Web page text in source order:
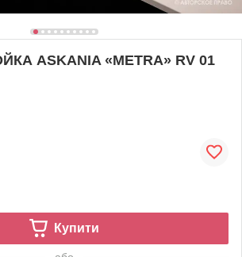
ASKANIA «METRA» RV 01
Купити